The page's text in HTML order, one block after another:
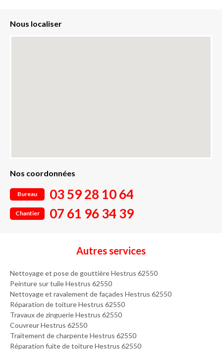
Nous localiser
Nos coordonnées
Bureau 03 59 28 10 64
Chantier 07 61 96 34 39
Autres services
Nettoyage et pose de gouttière Hestrus 62550
Peinture sur tuile Hestrus 62550
Nettoyage et ravalement de façades Hestrus 62550
Réparation de toiture Hestrus 62550
Travaux de zinguerie Hestrus 62550
Couvreur Hestrus 62550
Traitement de charpente Hestrus 62550
Réparation fuite de toiture Hestrus 62550